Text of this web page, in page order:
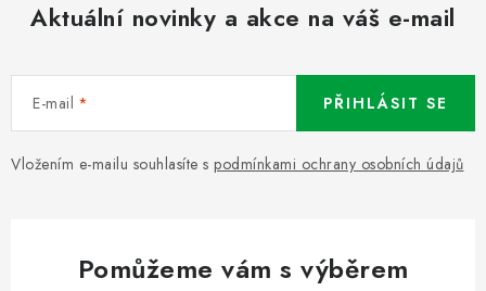
Aktuální novinky a akce na váš e-mail
E-mail
Vložením e-mailu souhlasíte s podmínkami ochrany osobních údajů
PŘIHLÁSIT SE
Pomůžeme vám s výběrem